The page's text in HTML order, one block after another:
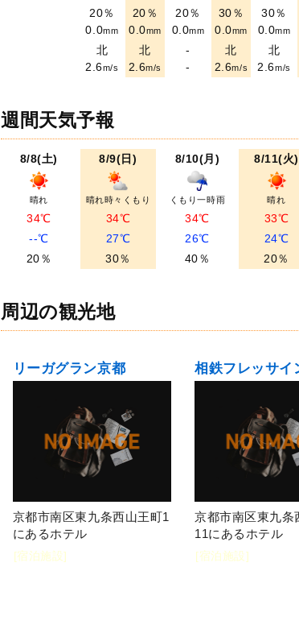
20％
0.0mm
北
2.6m/s
20％
0.0mm
北
2.6m/s
20％
0.0mm
-
-
30％
0.0mm
北
2.6m/s
30％
0.0mm
北
2.6m/s
週間天気予報
8/8(土)
晴れ
34℃
--℃
20％
8/9(日)
晴れ時々くもり
34℃
27℃
30％
8/10(月)
くもり一時雨
34℃
26℃
40％
8/11(火)
晴れ
33℃
24℃
20％
周辺の観光地
リーガグラン京都
京都市南区東九条西山王町1
にあるホテル
[宿泊施設]
京都市南区東九条
11にあるホテル
[宿泊施設]